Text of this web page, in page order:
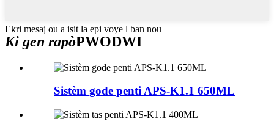
Ekri mesaj ou a isit la epi voye l ban nou
Ki gen rapòPWODWI
Sistèm gode penti APS-K1.1 650ML